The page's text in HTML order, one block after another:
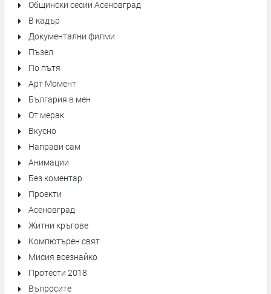
Общински сесии Асеновград
В кадър
Документални филми
Пъзел
По пътя
Арт Момент
България в мен
От мерак
Вкусно
Направи сам
Анимации
Без коментар
Проекти
Асеновград
Житни кръгове
Компютърен свят
Мисия всезнайко
Протести 2018
Въпросите